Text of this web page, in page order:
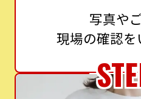
写真や
現場の確認を